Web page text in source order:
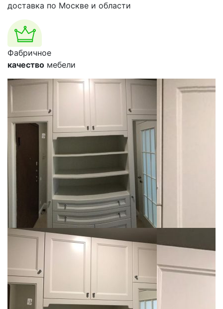
доставка по Москве и области
Фабричное
качество мебели